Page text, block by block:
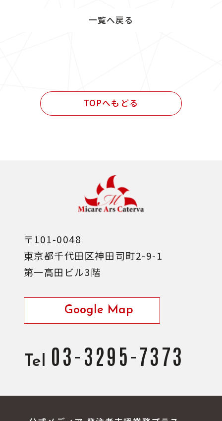
一覧へ戻る
TOPへもどる
〒101-0048
東京都千代田区神田司町2-9-1
第一高田ビル3階
Google Map
Tel 03-3295-7373